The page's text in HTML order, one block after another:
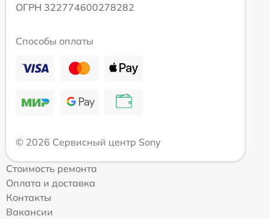
ОГРН 322774600278282
Способы оплаты
© 2026 Сервисный центр Sony
Стоимость ремонта
Оплата и доставка
Контакты
Вакансии